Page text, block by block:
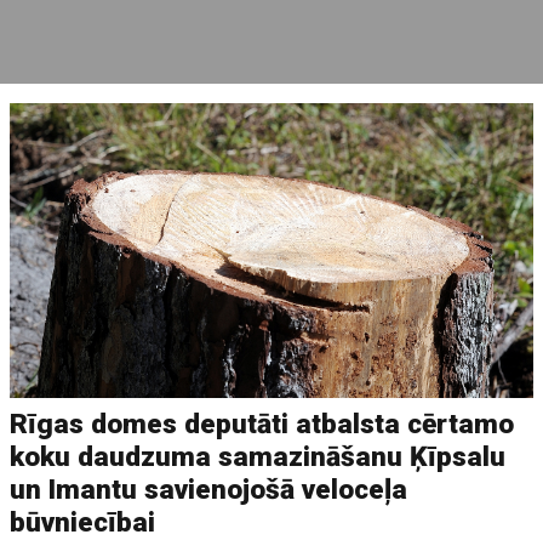
Rīgas domes deputāti atbalsta cērtamo
koku daudzuma samazināšanu Ķīpsalu
un Imantu savienojošā veloceļa
būvniecībai